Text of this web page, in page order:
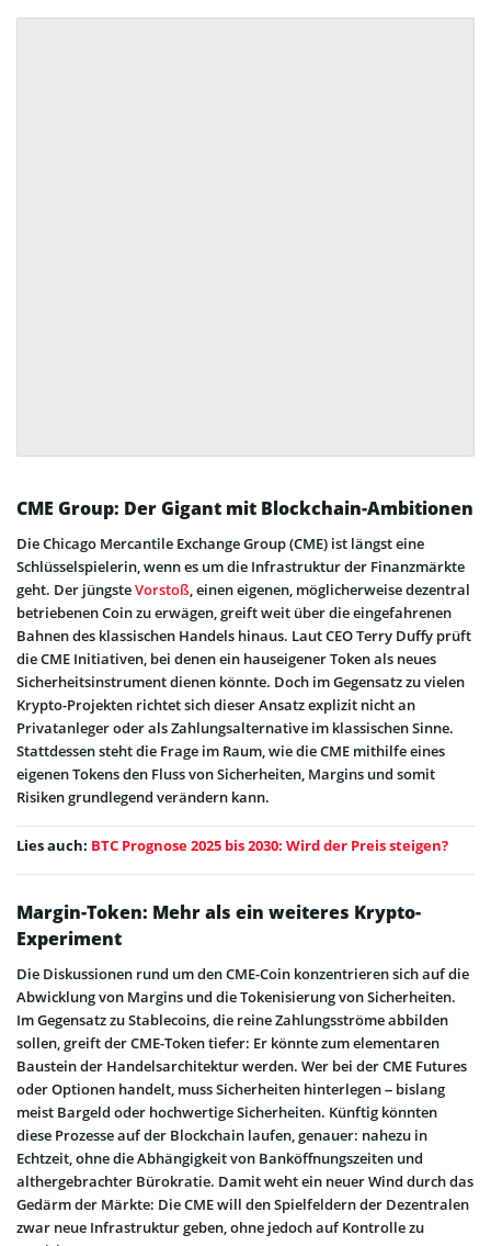
CME Group: Der Gigant mit Blockchain-Ambitionen
Die Chicago Mercantile Exchange Group (CME) ist längst eine
Schlüsselspielerin, wenn es um die Infrastruktur der Finanzmärkte
geht. Der jüngsteVorstoß, einen eigenen, möglicherweise dezentral
betriebenen Coin zu erwägen, greift weit über die eingefahrenen
Bahnen des klassischen Handels hinaus. Laut CEO Terry Duffy prüft
die CME Initiativen, bei denen ein hauseigener Token als neues
Sicherheitsinstrument dienen könnte. Doch im Gegensatz zu vielen
Krypto-Projekten richtet sich dieser Ansatz explizit nicht an
Privatanleger oder als Zahlungsalternative im klassischen Sinne.
Stattdessen steht die Frage im Raum, wie die CME mithilfe eines
eigenen Tokens den Fluss von Sicherheiten, Margins und somit
Risiken grundlegend verändern kann.
Lies auch: BTC Prognose 2025 bis 2030: Wird der Preis steigen?
Margin-Token: Mehr als ein weiteres Krypto-
Experiment
Die Diskussionen rund um den CME-Coin konzentrieren sich auf die
Abwicklung von Margins und die Tokenisierung von Sicherheiten.
Im Gegensatz zu Stablecoins, die reine Zahlungsströme abbilden
sollen, greift der CME-Token tiefer: Er könnte zum elementaren
Baustein der Handelsarchitektur werden. Wer bei der CME Futures
oder Optionen handelt, muss Sicherheiten hinterlegen – bislang
meist Bargeld oder hochwertige Sicherheiten. Künftig könnten
diese Prozesse auf der Blockchain laufen, genauer: nahezu in
Echtzeit, ohne die Abhängigkeit von Banköffnungszeiten und
althergebrachter Bürokratie. Damit weht ein neuer Wind durch das
Gedärm der Märkte: Die CME will den Spielfeldern der Dezentralen
zwar neue Infrastruktur geben, ohne jedoch auf Kontrolle zu